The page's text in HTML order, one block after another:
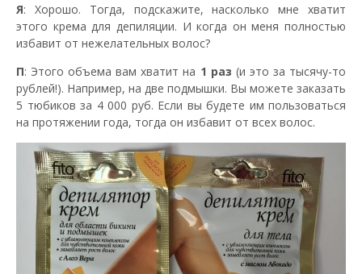
Я: Хорошо. Тогда, подскажите, насколько мне хватит
этого крема для депиляции. И когда он меня полностью
избавит от нежелательных волос?
П: Этого объема вам хватит на 1 раз (и это за тысячу-то
рублей!). Например, на две подмышки. Вы можете заказать
5 тюбиков за 4 000 руб. Если вы будете им пользоваться
на протяжении года, тогда он избавит от всех волос.